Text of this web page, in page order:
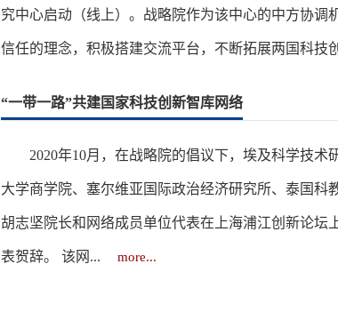
究中心启动（线上）。战略院作为该中心的中方协调
信任的理念，积极搭建交流平台，不断拓展两国科技
“一带一路”共建国家科技创新智库网络
2020年10月，在战略院的倡议下，埃及科学技
大学商学院、塞尔维亚国际政治经济研究所、泰国
胡志坚院长和网络成员单位代表在上海浦江创新论坛
表贺辞。 该网... more...